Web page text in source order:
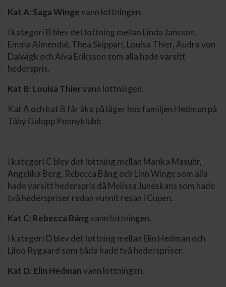
Kat A: Saga Wingevann lottningen.
I kategori B blev det lottning mellan Linda Jansson,
Emma Almendal, Thea Skippari, Louisa Thier, Audra von
Dalwigk och Alva Eriksson som alla hade varsitt
hederspris.
Kat B: Louisa Thiervann lottningen.
Kat A och kat B får åka på läger hos familjen Hedman på
Täby Galopp Ponnyklubb
I kategori C blev det lottning mellan Marika Masuhr,
Angelika Berg, Rebecca Bång och Linn Winge som alla
hade varsitt hederspris då Melissa Juneskans som hade
två hederspriser redan vunnit resan i Cupen.
Kat C: Rebecca Bångvann lottningen.
I kategori D blev det lottning mellan Elin Hedman och
Liloo Rygaard som båda hade två hederspriser.
Kat D: Elin Hedmanvann lottningen.